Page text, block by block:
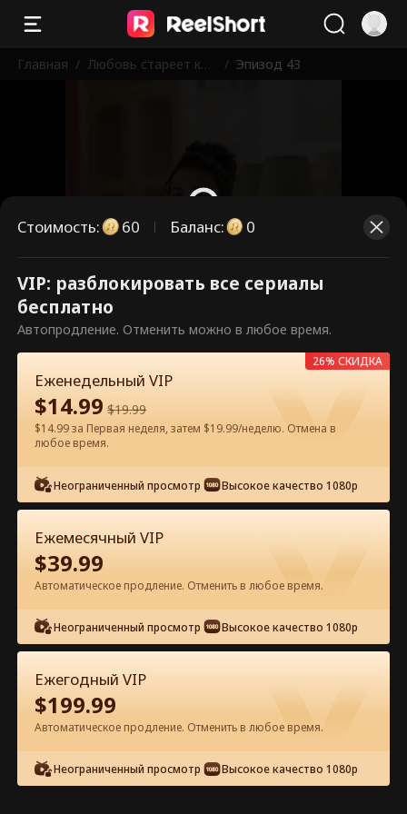
Главная / Любовь стареет как
/ Эпизод 43
Это платные эпизоды.
Разблокируйте, чтобы смотреть.
60Разблокировать сейчас
Смотреть бесплатно в приложении
Эпизод 43 - Любовь стареет как
хорошее вино Полный фильм
0-49 50-75 Все эпизоды
44
Стоимость: 60 Баланс: 0
VIP: разблокировать все сериалы
бесплатно
Автопродление. Отменить можно в любое время.
Еженедельный VIP
$14.99 $19.99
$14.99 за Первая неделя, затем $19.99/неделю. Отмена в
любое время.
Неограниченный просмотр Высокое качество 1080p
26% СКИДКА
Ежемесячный VIP
$39.99
Автоматическое продление. Отменить в любое время.
Неограниченный просмотр Высокое качество 1080p
Ежегодный VIP
$199.99
Автоматическое продление. Отменить в любое время.
Неограниченный просмотр Высокое качество 1080p